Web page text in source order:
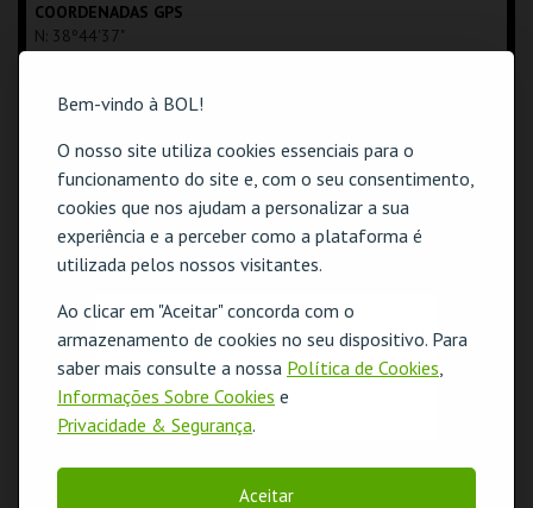
Bem-vindo à BOL!
O nosso site utiliza cookies essenciais para o
funcionamento do site e, com o seu consentimento,
cookies que nos ajudam a personalizar a sua
experiência e a perceber como a plataforma é
utilizada pelos nossos visitantes.
Ao clicar em "Aceitar" concorda com o
armazenamento de cookies no seu dispositivo. Para
saber mais consulte a nossa Política de Cookies
Informações Sobre Cookies e
Privacidade & Segurança.
Aceitar
COORDENADAS GPS
N: 38º44'37"
O evento escolhido não está disponível
OK